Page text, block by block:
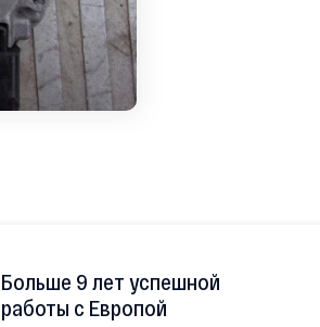
Больше 9 лет успешной
работы с Европой